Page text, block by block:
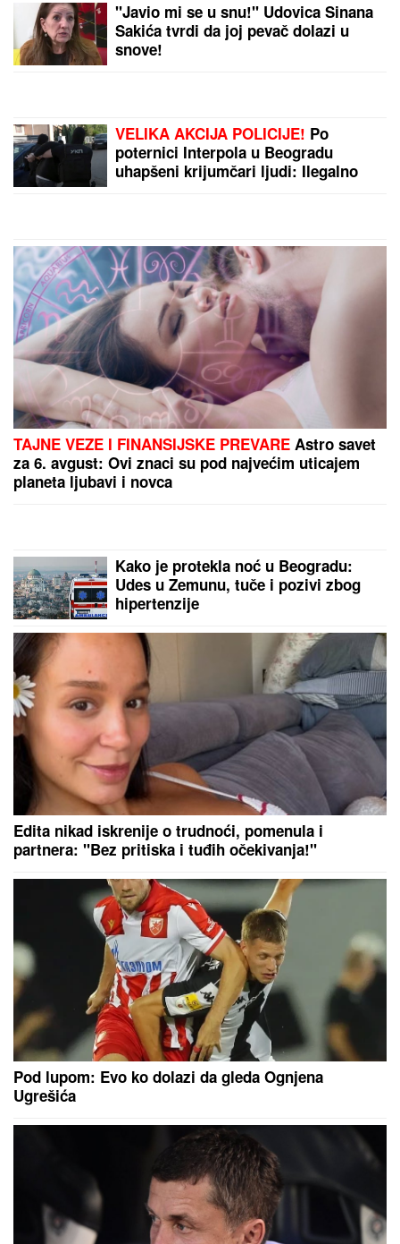
"Javio mi se u snu!" Udovica Sinana
Sakića tvrdi da joj pevač dolazi u
snove!
VELIKA AKCIJA POLICIJE! Po
poternici Interpola u Beogradu
uhapšeni krijumčari ljudi: Ilegalno
TAJNE VEZE I FINANSIJSKE PREVARE Astro savet
za 6. avgust: Ovi znaci su pod najvećim uticajem
planeta ljubavi i novca
Kako je protekla noć u Beogradu:
Udes u Zemunu, tuče i pozivi zbog
hipertenzije
Edita nikad iskrenije o trudnoći, pomenula i
partnera: "Bez pritiska i tuđih očekivanja!"
Pod lupom: Evo ko dolazi da gleda Ognjena
Ugrešića